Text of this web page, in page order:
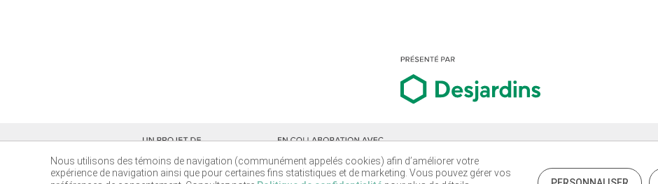
Nous utilisons des témoins de navigation (communément appelés cookies) afin d’améliorer votre
expérience de navigation ainsi que pour certaines fins statistiques et de marketing. Vous pouvez gérer vos